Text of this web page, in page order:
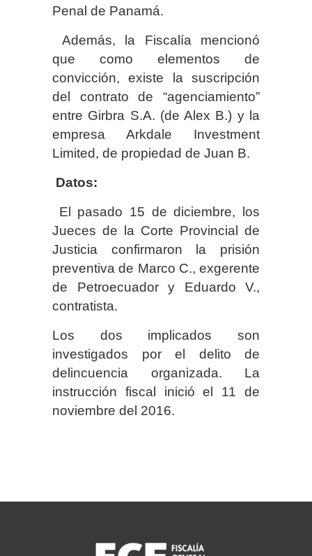
Penal de Panamá.
Además, la Fiscalía mencionó
que como elementos de
convicción, existe la suscripción
del contrato de “agenciamiento”
entre Girbra S.A. (de Alex B.) y la
empresa Arkdale Investment
Limited, de propiedad de Juan B.
Datos:
El pasado 15 de diciembre, los
Jueces de la Corte Provincial de
Justicia confirmaron la prisión
preventiva de Marco C., exgerente
de Petroecuador y Eduardo V.,
contratista.
Los dos implicados son
investigados por el delito de
delincuencia organizada. La
instrucción fiscal inició el 11 de
noviembre del 2016.